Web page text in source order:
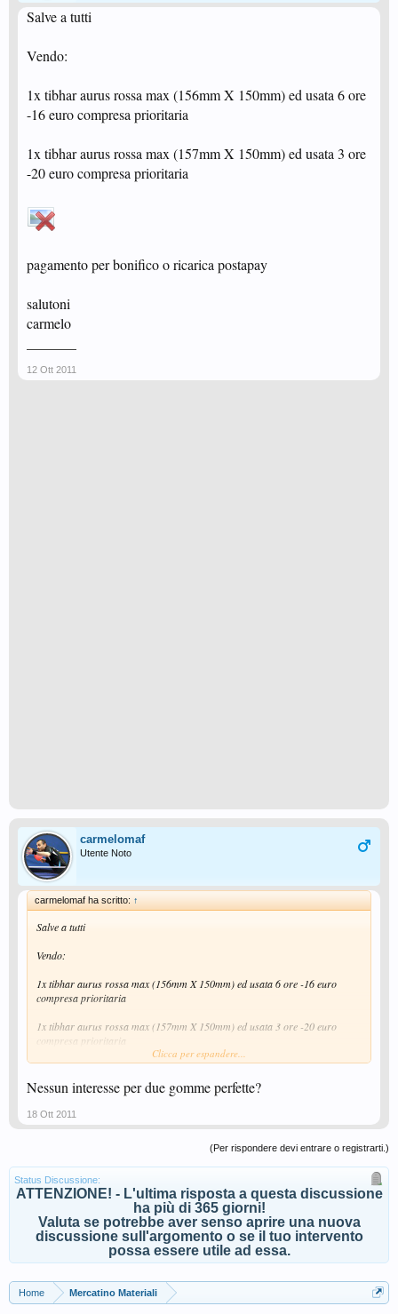
Salve a tutti
Vendo:
1x tibhar aurus rossa max (156mm X 150mm) ed usata 6 ore
-16 euro compresa prioritaria
1x tibhar aurus rossa max (157mm X 150mm) ed usata 3 ore
-20 euro compresa prioritaria
pagamento per bonifico o ricarica postapay
salutoni
carmelo
12 Ott 2011
carmelomaf
Utente Noto
carmelomaf ha scritto: ↑
Salve a tutti
Vendo:
1x tibhar aurus rossa max (156mm X 150mm) ed usata 6 ore -16 euro
compresa prioritaria
1x tibhar aurus rossa max (157mm X 150mm) ed usata 3 ore -20 euro
compresa prioritaria
pagamento per bonifico o ricarica postapay
_______
Clicca per espandere...
Nessun interesse per due gomme perfette?
18 Ott 2011
(Per rispondere devi entrare o registrarti.)
Status Discussione:
ATTENZIONE! - L'ultima risposta a questa discussione
ha più di 365 giorni!
Valuta se potrebbe aver senso aprire una nuova
discussione sull'argomento o se il tuo intervento
possa essere utile ad essa.
Home Mercatino Materiali